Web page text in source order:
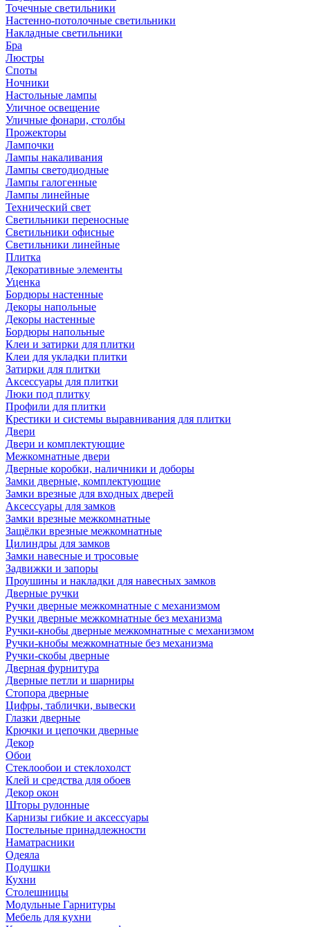
Точечные светильники
Настенно-потолочные светильники
Накладные светильники
Бра
Люстры
Споты
Ночники
Настольные лампы
Уличное освещение
Уличные фонари, столбы
Прожекторы
Лампочки
Лампы накаливания
Лампы светодиодные
Лампы галогенные
Лампы линейные
Технический свет
Светильники переносные
Светильники офисные
Светильники линейные
Плитка
Декоративные элементы
Уценка
Бордюры настенные
Декоры напольные
Декоры настенные
Бордюры напольные
Клеи и затирки для плитки
Клеи для укладки плитки
Затирки для плитки
Аксессуары для плитки
Люки под плитку
Профили для плитки
Крестики и системы выравнивания для плитки
Двери
Двери и комплектующие
Межкомнатные двери
Дверные коробки, наличники и доборы
Замки дверные, комплектующие
Замки врезные для входных дверей
Аксессуары для замков
Замки врезные межкомнатные
Защёлки врезные межкомнатные
Цилиндры для замков
Замки навесные и тросовые
Задвижки и запоры
Проушины и накладки для навесных замков
Дверные ручки
Ручки дверные межкомнатные с механизмом
Ручки дверные межкомнатные без механизма
Ручки-кнобы дверные межкомнатные с механизмом
Ручки-кнобы межкомнатные без механизма
Ручки-скобы дверные
Дверная фурнитура
Дверные петли и шарниры
Стопора дверные
Цифры, таблички, вывески
Глазки дверные
Крючки и цепочки дверные
Декор
Обои
Стеклообои и стеклохолст
Клей и средства для обоев
Декор окон
Шторы рулонные
Карнизы гибкие и аксессуары
Постельные принадлежности
Наматрасники
Одеяла
Подушки
Кухни
Столешницы
Модульные Гарнитуры
Мебель для кухни